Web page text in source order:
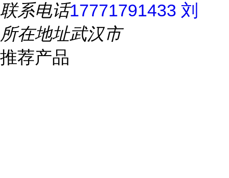
联系电话17771791433 刘
所在地址武汉市
推荐产品